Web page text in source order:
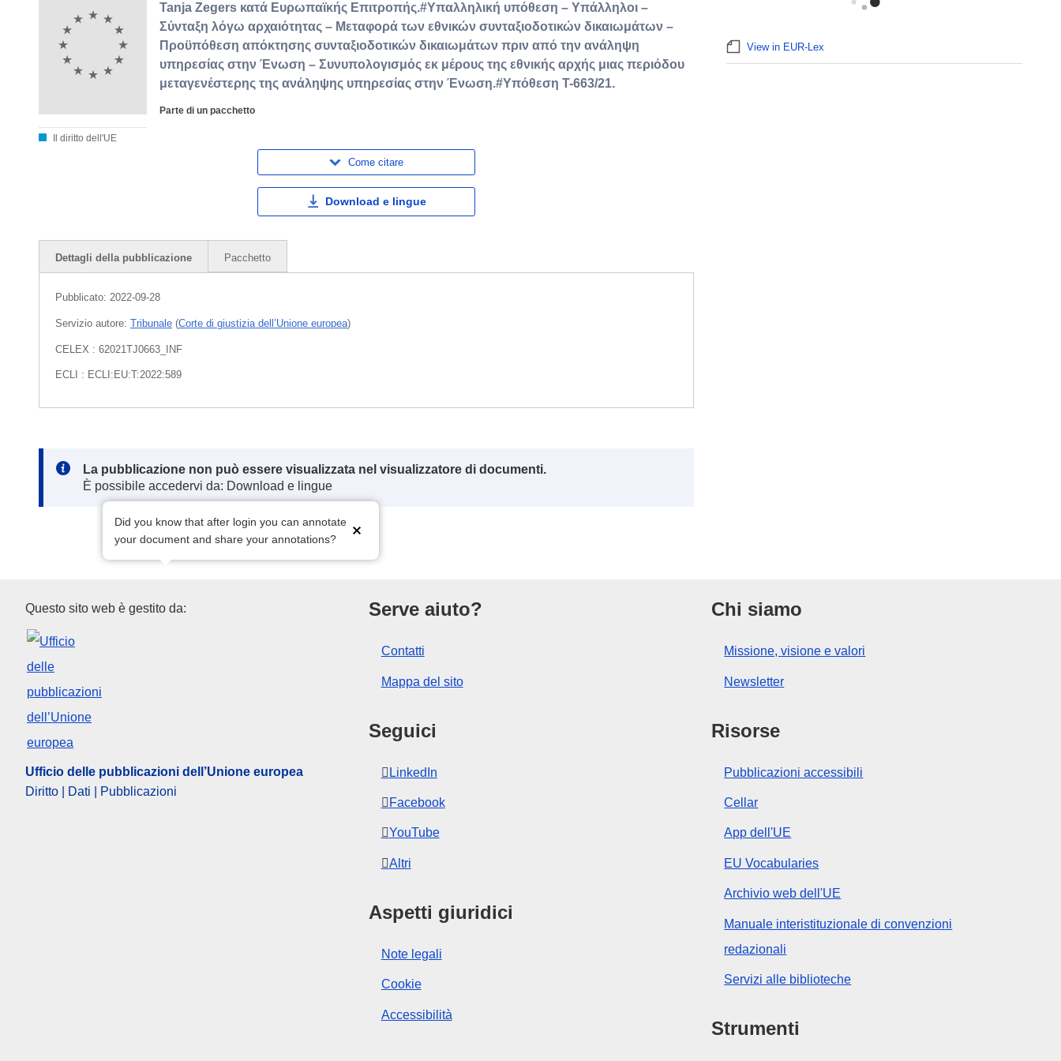
Il diritto dell'UE
Tanja Zegers κατά Ευρωπαϊκής Επιτροπής.#Υπαλληλική υπόθεση – Υπάλληλοι –
Σύνταξη λόγω αρχαιότητας – Μεταφορά των εθνικών συνταξιοδοτικών δικαιωμάτων –
Προϋπόθεση απόκτησης συνταξιοδοτικών δικαιωμάτων πριν από την ανάληψη
υπηρεσίας στην Ένωση – Συνυπολογισμός εκ μέρους της εθνικής αρχής μιας περιόδου
μεταγενέστερης της ανάληψης υπηρεσίας στην Ένωση.#Υπόθεση T-663/21.
Parte di un pacchetto
Come citare
Download e lingue
Dettagli della pubblicazione Pacchetto
Pubblicato: 2022-09-28
Servizio autore: Tribunale (Corte di giustizia dell’Unione europea)
CELEX : 62021TJ0663_INF
ECLI : ECLI:EU:T:2022:589
Note:
La pubblicazione non può essere visualizzata nel visualizzatore di documenti.
È possibile accedervi da: Download e lingue
Did you know that after login you can annotate
your document and share your annotations?
View in EUR-Lex
Ufficio delle pubblicazioni dell’Unione europea
Questo sito web è gestito da:
Ufficio delle pubblicazioni dell’Unione europea
Diritto | Dati | Pubblicazioni
Serve aiuto?
Contatti
Mappa del sito
Seguici
LinkedIn
Facebook
YouTube
Altri
Aspetti giuridici
Note legali
Cookie
Accessibilità
Chi siamo
Missione, visione e valori
Newsletter
Risorse
Pubblicazioni accessibili
Cellar
App dell'UE
EU Vocabularies
Archivio web dell'UE
Manuale interistituzionale di convenzioni
redazionali
Servizi alle biblioteche
Strumenti